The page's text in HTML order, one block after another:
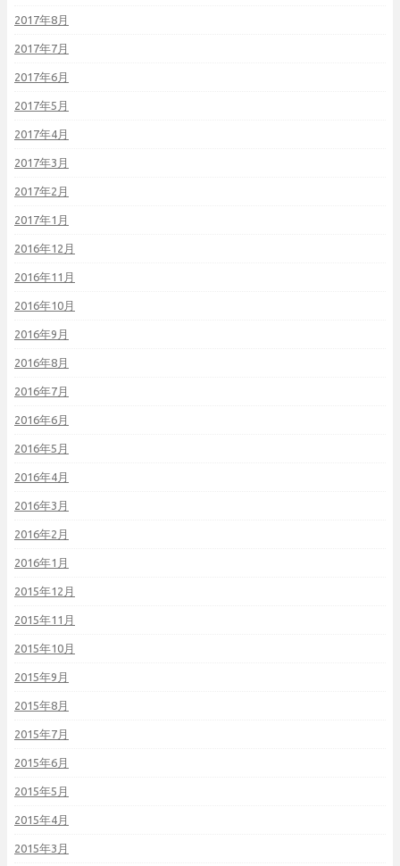
2017年8月
2017年7月
2017年6月
2017年5月
2017年4月
2017年3月
2017年2月
2017年1月
2016年12月
2016年11月
2016年10月
2016年9月
2016年8月
2016年7月
2016年6月
2016年5月
2016年4月
2016年3月
2016年2月
2016年1月
2015年12月
2015年11月
2015年10月
2015年9月
2015年8月
2015年7月
2015年6月
2015年5月
2015年4月
2015年3月